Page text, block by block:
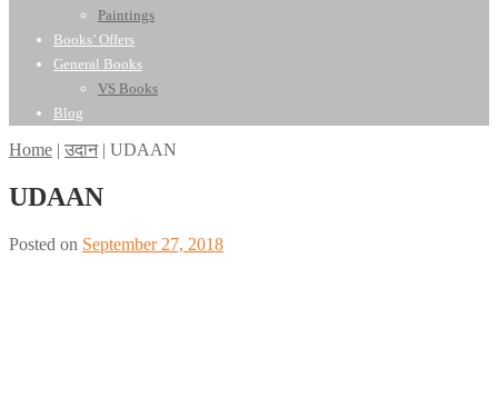
Paintings
Books’ Offers
General Books
VS Books
Blog
Home | उदान | UDAAN
UDAAN
Posted on September 27, 2018